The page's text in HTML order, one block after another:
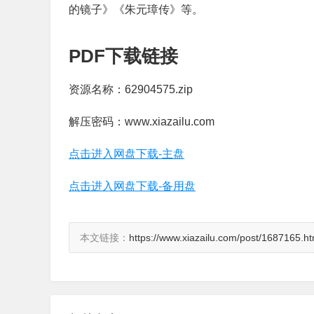
的镜子》《朱元璋传》等。
PDF下载链接
资源名称：62904575.zip
解压密码：www.xiazailu.com
点击进入网盘下载-主盘
点击进入网盘下载-备用盘
本文链接： https://www.xiazailu.com/post/